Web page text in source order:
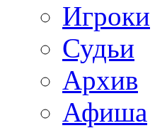
Игроки
Судьи
Архив
Афиша